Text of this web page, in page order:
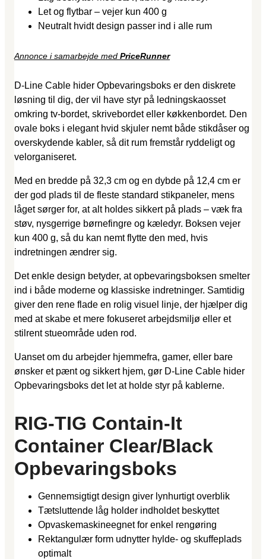
Let og flytbar – vejer kun 400 g
Neutralt hvidt design passer ind i alle rum
Annonce i samarbejde med PriceRunner
D-Line Cable hider Opbevaringsboks er den diskrete
løsning til dig, der vil have styr på ledningskaosset
omkring tv-bordet, skrivebordet eller køkkenbordet. Den
ovale boks i elegant hvid skjuler nemt både stikdåser og
overskydende kabler, så dit rum fremstår ryddeligt og
velorganiseret.
Med en bredde på 32,3 cm og en dybde på 12,4 cm er
der god plads til de fleste standard stikpaneler, mens
låget sørger for, at alt holdes sikkert på plads – væk fra
støv, nysgerrige børnefingre og kæledyr. Boksen vejer
kun 400 g, så du kan nemt flytte den med, hvis
indretningen ændrer sig.
Det enkle design betyder, at opbevaringsboksen smelter
ind i både moderne og klassiske indretninger. Samtidig
giver den rene flade en rolig visuel linje, der hjælper dig
med at skabe et mere fokuseret arbejdsmiljø eller et
stilrent stueområde uden rod.
Uanset om du arbejder hjemmefra, gamer, eller bare
ønsker et pænt og sikkert hjem, gør D-Line Cable hider
Opbevaringsboks det let at holde styr på kablerne.
RIG-TIG Contain-It
Container Clear/Black
Opbevaringsboks
Gennemsigtigt design giver lynhurtigt overblik
Tætsluttende låg holder indholdet beskyttet
Opvaskemaskineegnet for enkel rengøring
Rektangulær form udnytter hylde- og skuffeplads
optimalt